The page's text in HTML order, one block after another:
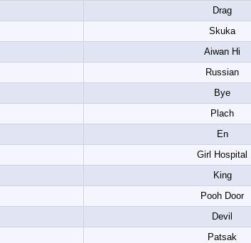
Drag
Skuka
Aiwan Hi
Russian
Bye
Plach
En
Girl Hospital
King
Pooh Door
Devil
Patsak